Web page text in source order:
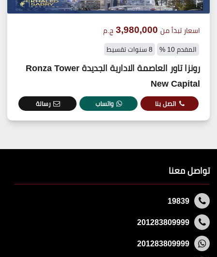
اسعار تبدأ من 3,980,000 ج.م
المقدم 10 % 8 سنوات تقسيط
رونزا تاور العاصمة الادارية الجديدة Ronza Tower
New Capital
اتصل بنا واتساب رسالة
تواصل معنا
19839
201283809999
201283809999